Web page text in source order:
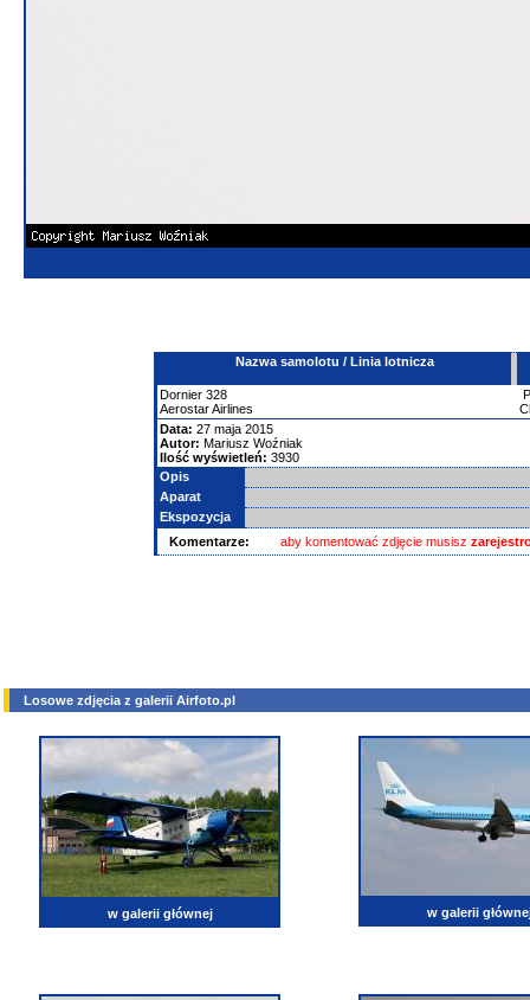
Nazwa samolotu / Linia lotnicza
Dornier 328
Aerostar Airlines
Data: 27 maja 2015
Autor: Mariusz Woźniak
Ilość wyświetleń: 3930
Opis
Aparat
Ekspozycja
Komentarze:
aby komentować zdjęcie musisz
Losowe zdjęcia z galerii Airfoto.pl
w galerii głównej w galerii